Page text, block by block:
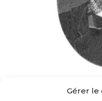
Gérer le